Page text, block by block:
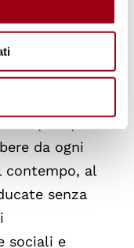
pubblici del
parte alla
anche a
da ogni
contempo, al
senza
sociali e